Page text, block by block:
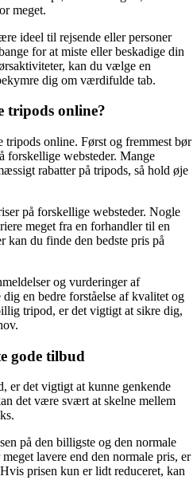
meget.
ideel til rejsende eller personer
for at miste eller beskadige din
kan du vælge en
dig om værdifulde tab.
tripods online?
online. Først og fremmest bør
forskellige websteder. Mange
rabatter på tripods, så hold øje
på forskellige websteder. Nogle
meget fra en forhandler til en
kan du finde den bedste pris på
og vurderinger af
en bedre forståelse af kvalitet og
tripod, er det vigtigt at sikre dig,
gode tilbud
er det vigtigt at kunne genkende
det være svært at skelne mellem
på den billigste og den normale
lavere end den normale pris, er
prisen kun er lidt reduceret, kan